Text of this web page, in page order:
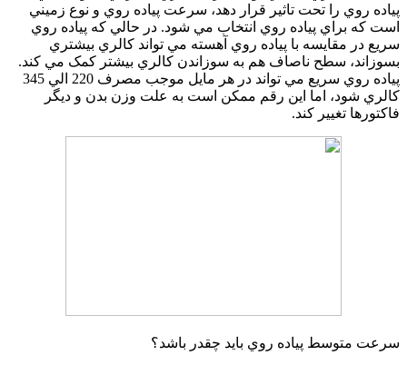
پياده روي را تحت تاثير قرار دهد، سرعت پياده روي و نوع زميني
است که براي پياده روي انتخاب مي شود. در حالي که پياده روي
سريع در مقايسه با پياده روي آهسته مي تواند کالري بيشتري
بسوزاند، سطح ناصاف هم به سوزاندن کالري بيشتر کمک مي کند.
پياده روي سريع مي تواند در هر مايل موجب مصرف 220 الي 345
کالري شود، اما اين رقم ممکن است به علت وزن بدن و ديگر
فاکتورها تغيير کند.
سرعت متوسط پياده روي بايد چقدر باشد؟